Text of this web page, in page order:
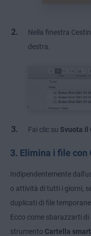
Nella finestra
destra.
Fai clic su Svuota il
3. Elimina i file
Indipendentemente
o attività di tutti i giorni,
duplicati di file
Ecco come sbarazzarti
strumento Cartella smart